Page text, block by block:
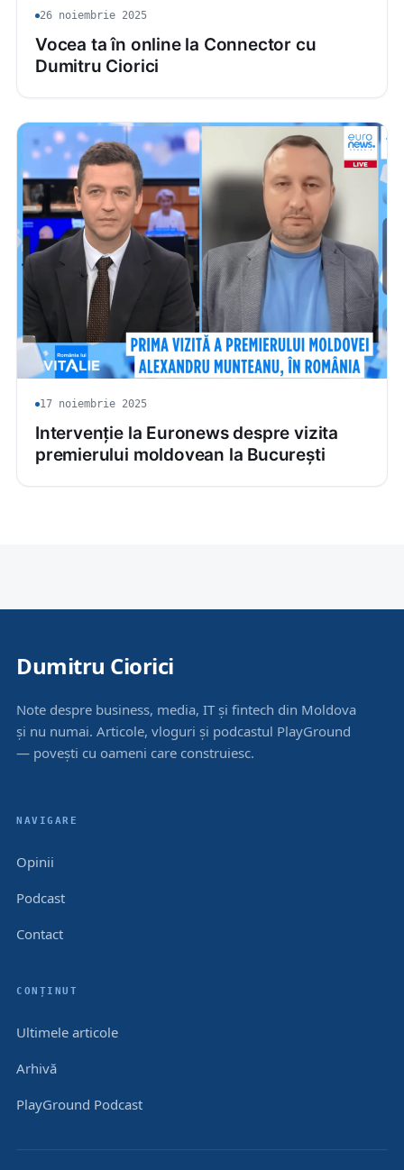
26 noiembrie 2025
Vocea ta în online la Connector cu
Dumitru Ciorici
17 noiembrie 2025
Intervenție la Euronews despre vizita
premierului moldovean la București
Dumitru Ciorici
Note despre business, media, IT și fintech din Moldova
și nu numai. Articole, vloguri și podcastul PlayGround
— povești cu oameni care construiesc.
NAVIGARE
Opinii
Podcast
Contact
CONȚINUT
Ultimele articole
Arhivă
PlayGround Podcast